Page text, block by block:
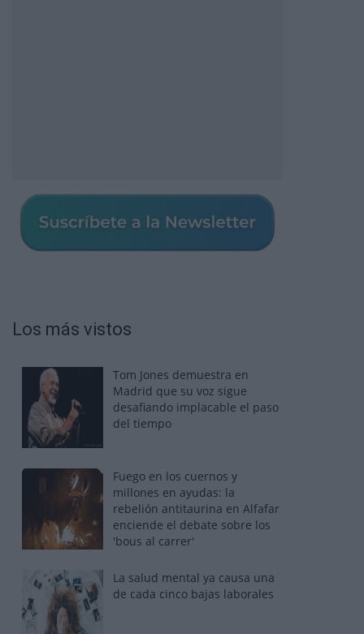
Los más vistos
Tom Jones demuestra en
Madrid que su voz sigue
desafiando implacable el paso
del tiempo
Fuego en los cuernos y
millones en ayudas: la
rebelión antitaurina en Alfafar
enciende el debate sobre los
'bous al carrer'
La salud mental ya causa una
de cada cinco bajas laborales